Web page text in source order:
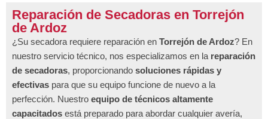
Reparación de Secadoras en Torrejón
de Ardoz
¿Su secadora requiere reparación en Torrejón de Ardoz? En
nuestro servicio técnico, nos especializamos en la reparación
de secadoras, proporcionando soluciones rápidas y
efectivas para que su equipo funcione de nuevo a la
perfección. Nuestro equipo de técnicos altamente
capacitados está preparado para abordar cualquier avería,